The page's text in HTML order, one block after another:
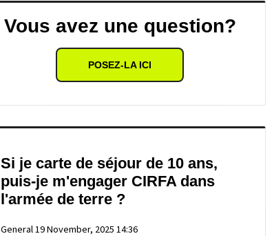
Vous avez une question?
POSEZ-LA ICI
Si je carte de séjour de 10 ans,
puis-je m'engager CIRFA dans
l'armée de terre ?
General19 November, 2025 14:36